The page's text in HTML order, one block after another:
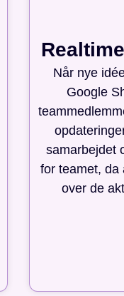
Når nye
Google
samarbejdet
for teamet, da
over de